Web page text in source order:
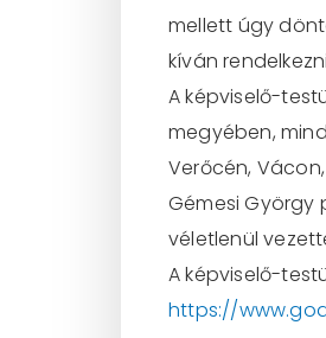
mellett úgy
kíván
A képviselő-
megyében,
Verőcén,
Gémesi György
véletlenül
A képviselő-
https://